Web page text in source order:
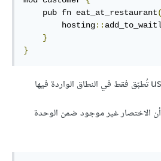
    pub fn eat_at_restaurant
        hosting
::
}
}
الاختصار غير موجود ضمن الوحدة